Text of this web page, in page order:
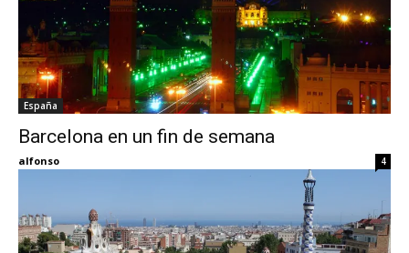
España
Barcelona en un fin de semana
alfonso 4